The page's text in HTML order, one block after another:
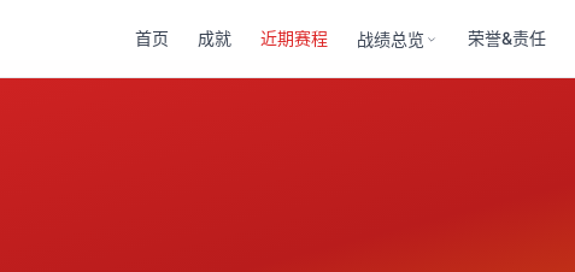
首页 成就 近期赛程 战绩总览 荣誉&责任